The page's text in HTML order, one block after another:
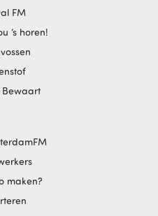
FM
‘s horen!
Bewaart
maken?